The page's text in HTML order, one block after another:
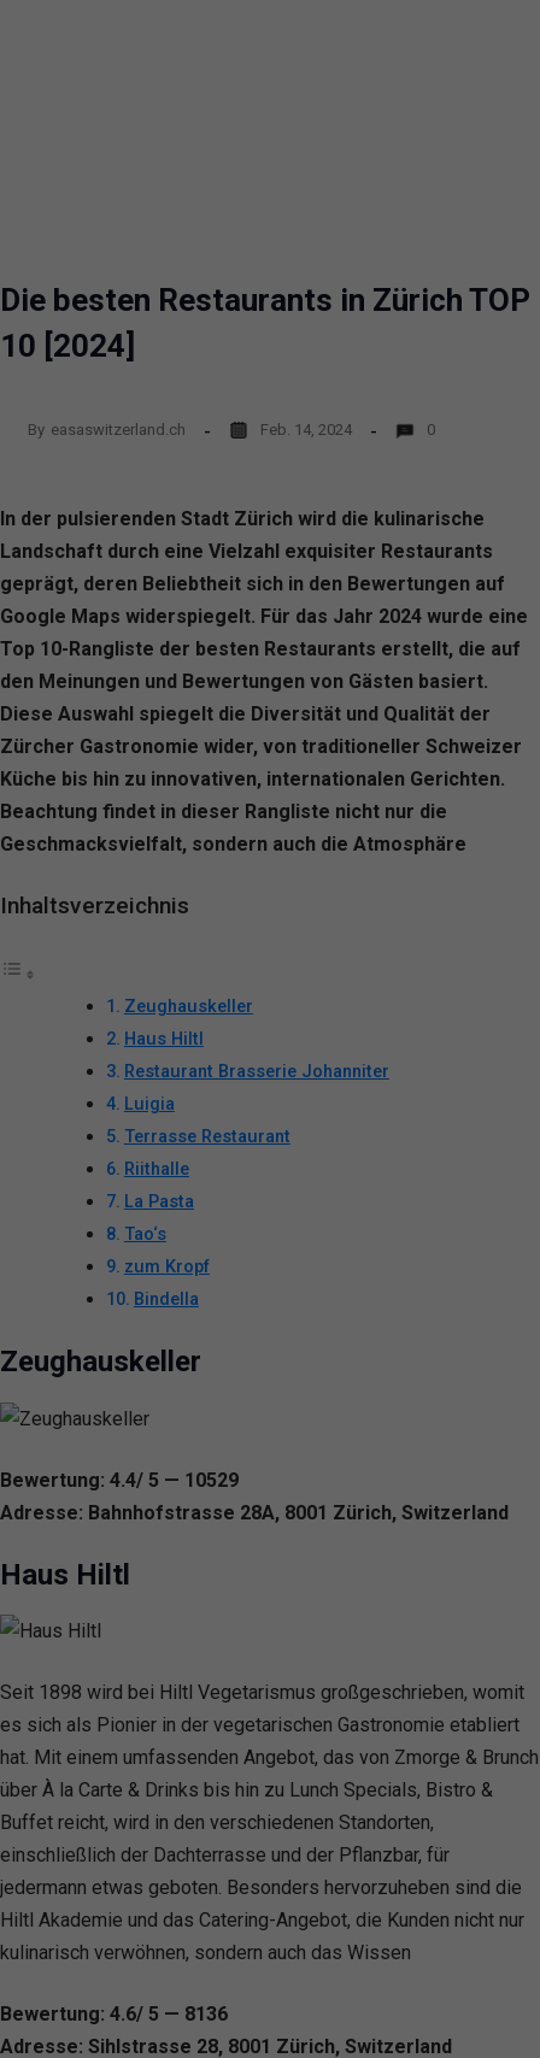
Die besten Restaurants in Zürich TOP
10 [2024]
By easaswitzerland.ch Feb. 14, 2024 0
In der pulsierenden Stadt Zürich wird die kulinarische
Landschaft durch eine Vielzahl exquisiter Restaurants
geprägt, deren Beliebtheit sich in den Bewertungen auf
Google Maps widerspiegelt. Für das Jahr 2024 wurde eine
Top 10-Rangliste der besten Restaurants erstellt, die auf
den Meinungen und Bewertungen von Gästen basiert.
Diese Auswahl spiegelt die Diversität und Qualität der
Zürcher Gastronomie wider, von traditioneller Schweizer
Küche bis hin zu innovativen, internationalen Gerichten.
Beachtung findet in dieser Rangliste nicht nur die
Geschmacksvielfalt, sondern auch die Atmosphäre
Inhaltsverzeichnis
Zeughauskeller
Haus Hiltl
Restaurant Brasserie Johanniter
Luigia
Terrasse Restaurant
Riithalle
La Pasta
Tao‘s
zum Kropf
Bindella
Zeughauskeller
Bewertung: 4.4/ 5 — 10529
Adresse: Bahnhofstrasse 28A, 8001 Zürich, Switzerland
Haus Hiltl
Seit 1898 wird bei Hiltl Vegetarismus großgeschrieben, womit
es sich als Pionier in der vegetarischen Gastronomie etabliert
hat. Mit einem umfassenden Angebot, das von Zmorge & Brunch
über À la Carte & Drinks bis hin zu Lunch Specials, Bistro &
Buffet reicht, wird in den verschiedenen Standorten,
einschließlich der Dachterrasse und der Pflanzbar, für
jedermann etwas geboten. Besonders hervorzuheben sind die
Hiltl Akademie und das Catering-Angebot, die Kunden nicht nur
kulinarisch verwöhnen, sondern auch das Wissen
Bewertung: 4.6/ 5 — 8136
Adresse: Sihlstrasse 28, 8001 Zürich, Switzerland